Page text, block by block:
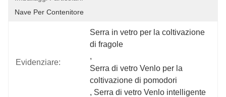
Nave Per Contenitore
Evidenziare:
Serra in vetro per la coltivazione
di fragole
,
Serra di vetro Venlo per la
coltivazione di pomodori
, Serra di vetro Venlo intelligente